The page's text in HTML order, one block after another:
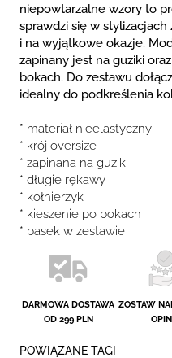
niepowtarzalne wzory to
sprawdzi się w
i na wyjątkowe okazje.
zapinany jest na guziki
bokach. Do zestawu
idealny do podkreślenia
* materiał nieelastyczny
* krój oversize
* zapinana na guziki
* długie rękawy
* kołnierzyk
* kieszenie po bokach
* pasek w zestawie
DARMOWA DOSTAWA
OD 299 PLN
ZOSTAW
POWIĄZANE TAGI